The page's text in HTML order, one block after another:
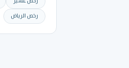
رخص الرياض